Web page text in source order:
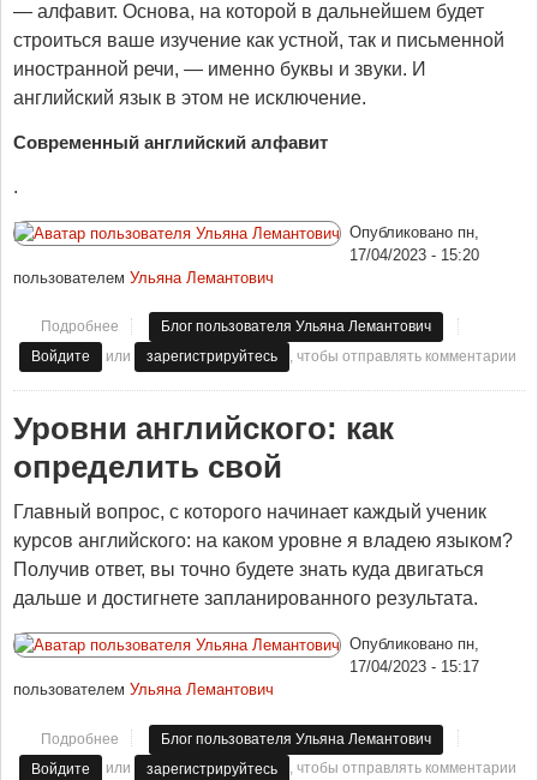
— алфавит. Основа, на которой в дальнейшем будет
строиться ваше изучение как устной, так и письменной
иностранной речи, — именно буквы и звуки. И
английский язык в этом не исключение.
Современный английский алфавит
.
Опубликовано пн,
17/04/2023 - 15:20
пользователем Ульяна Лемантович
Подробнее о Сколько букв в английском алфавите?
Блог пользователя Ульяна Лемантович
Войдите
или зарегистрируйтесь , чтобы отправлять комментарии
Уровни английского: как
определить свой
Главный вопрос, с которого начинает каждый ученик
курсов английского: на каком уровне я владею языком?
Получив ответ, вы точно будете знать куда двигаться
дальше и достигнете запланированного результата.
Опубликовано пн,
17/04/2023 - 15:17
пользователем Ульяна Лемантович
Подробнее о Уровни английского: как определить свой
Блог пользователя Ульяна Лемантович
Войдите
или зарегистрируйтесь , чтобы отправлять комментарии